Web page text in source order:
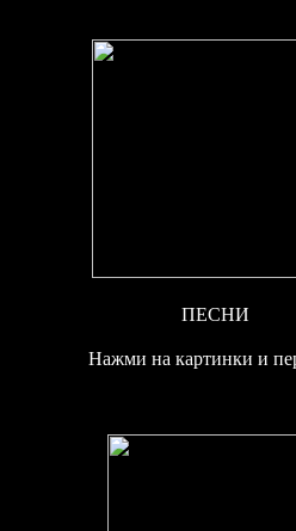
ПЕСНИ
Нажми на картинки и